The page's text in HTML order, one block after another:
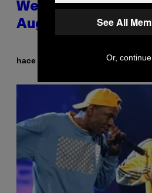
Weekly
August 15
hace 40 minutos Ashley Fike
See All
Or,